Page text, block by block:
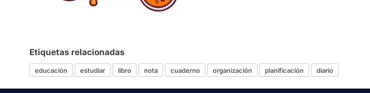
Etiquetas relacionadas
educación estudiar libro nota cuaderno organización planificación diario